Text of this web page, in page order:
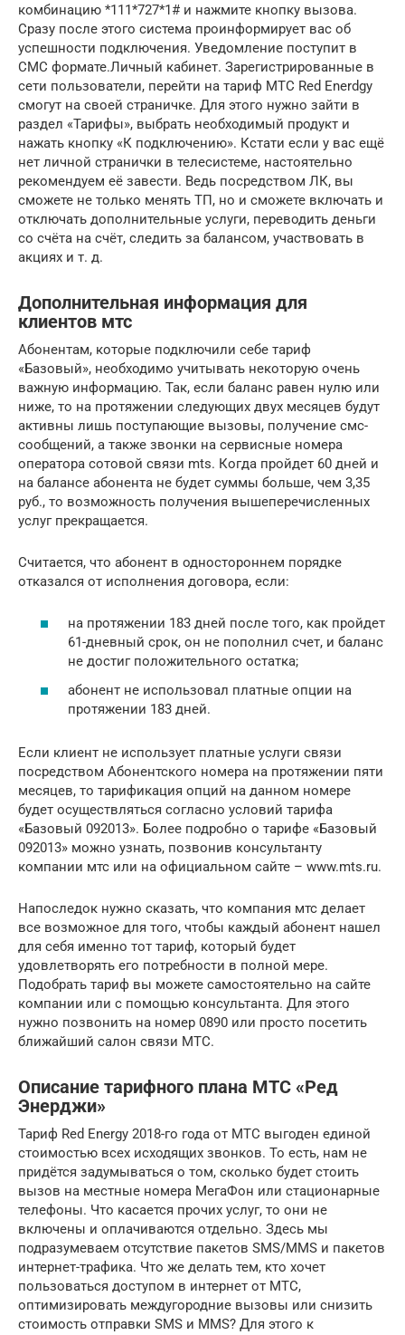
комбинацию *111*727*1# и нажмите кнопку вызова.
Сразу после этого система проинформирует вас об
успешности подключения. Уведомление поступит в
СМС формате.Личный кабинет. Зарегистрированные в
сети пользователи, перейти на тариф МТС Red Enerdgy
смогут на своей страничке. Для этого нужно зайти в
раздел «Тарифы», выбрать необходимый продукт и
нажать кнопку «К подключению». Кстати если у вас ещё
нет личной странички в телесистеме, настоятельно
рекомендуем её завести. Ведь посредством ЛК, вы
сможете не только менять ТП, но и сможете включать и
отключать дополнительные услуги, переводить деньги
со счёта на счёт, следить за балансом, участвовать в
акциях и т. д.
Дополнительная информация для
клиентов мтс
Абонентам, которые подключили себе тариф
«Базовый», необходимо учитывать некоторую очень
важную информацию. Так, если баланс равен нулю или
ниже, то на протяжении следующих двух месяцев будут
активны лишь поступающие вызовы, получение смс-
сообщений, а также звонки на сервисные номера
оператора сотовой связи mts. Когда пройдет 60 дней и
на балансе абонента не будет суммы больше, чем 3,35
руб., то возможность получения вышеперечисленных
услуг прекращается.
Считается, что абонент в одностороннем порядке
отказался от исполнения договора, если:
на протяжении 183 дней после того, как пройдет
61-дневный срок, он не пополнил счет, и баланс
не достиг положительного остатка;
абонент не использовал платные опции на
протяжении 183 дней.
Если клиент не использует платные услуги связи
посредством Абонентского номера на протяжении пяти
месяцев, то тарификация опций на данном номере
будет осуществляться согласно условий тарифа
«Базовый 092013». Более подробно о тарифе «Базовый
092013» можно узнать, позвонив консультанту
компании мтс или на официальном сайте – www.mts.ru.
Напоследок нужно сказать, что компания мтс делает
все возможное для того, чтобы каждый абонент нашел
для себя именно тот тариф, который будет
удовлетворять его потребности в полной мере.
Подобрать тариф вы можете самостоятельно на сайте
компании или с помощью консультанта. Для этого
нужно позвонить на номер 0890 или просто посетить
ближайший салон связи МТС.
Описание тарифного плана МТС «Ред
Энерджи»
Тариф Red Energy 2018-го года от МТС выгоден единой
стоимостью всех исходящих звонков. То есть, нам не
придётся задумываться о том, сколько будет стоить
вызов на местные номера МегаФон или стационарные
телефоны. Что касается прочих услуг, то они не
включены и оплачиваются отдельно. Здесь мы
подразумеваем отсутствие пакетов SMS/MMS и пакетов
интернет-трафика. Что же делать тем, кто хочет
пользоваться доступом в интернет от МТС,
оптимизировать междугородние вызовы или снизить
стоимость отправки SMS и MMS? Для этого к